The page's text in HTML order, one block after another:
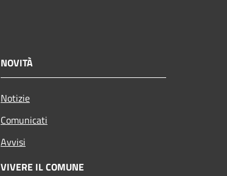
NOVITÀ
Notizie
Comunicati
Avvisi
VIVERE IL COMUNE